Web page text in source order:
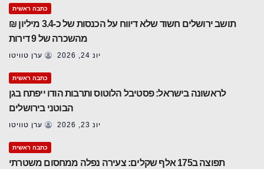
כתבה ראשית
תושב ירושלים חשוד שלא דיווח על הכנסות של כ-3.4 מיליון ₪
מהשכרה של 9 דירות
יונ 24, 2026 ערן טוויטו
כתבה ראשית
לראשונה בישראל: פסטיבל הלוטוס ותרבות הודו ייפתח בגן
הבוטני בירושלים
יונ 23, 2026 ערן טוויטו
כתבה ראשית
תפוצה ב175 אלף שקלים: צעירה נפלה ממחסום משטרתי